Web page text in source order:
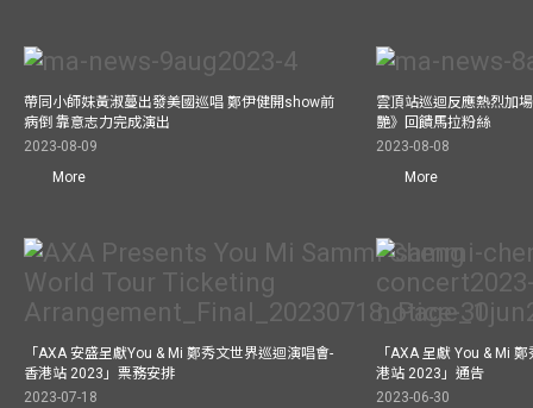
帶同小師妹黃淑蔓出發美國巡唱 鄭伊健開show前
病倒 靠意志力完成演出
2023-08-09
More
雲頂站巡迴反應熱烈加
艷》回饋馬拉粉絲
2023-08-08
More
「AXA 安盛呈獻You & Mi 鄭秀文世界巡迴演唱會-
香港站 2023」票務安排
2023-07-18
「AXA 呈獻 You & Mi
港站 2023」通告
2023-06-30